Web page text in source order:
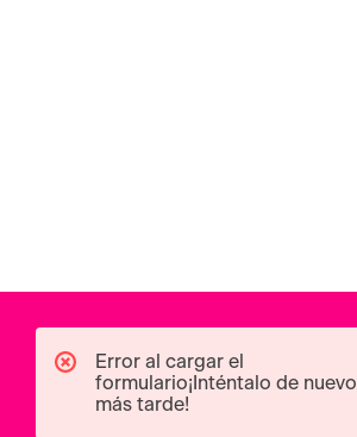
Error al cargar el
formulario¡Inténtalo de nuevo
más tarde!